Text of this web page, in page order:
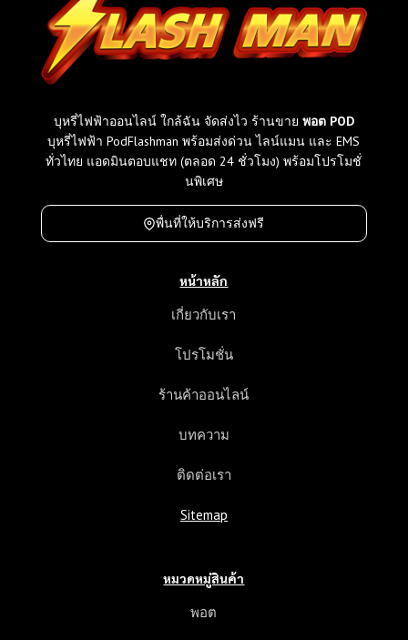
ข
า
ย
ท
ย
เ
ย
บุหรี่ไฟฟ้าออนไลน์ ใกล้ฉัน จัดส่งไว ร้านขาย พอต POD
บุหรี่ไฟฟ้า PodFlashman พร้อมส่งด่วน ไลน์แมน และ EMS
ทั่วไทย แอดมินตอบแชท (ตลอด 24 ชั่วโมง) พร้อมโปรโมชั่
นพิเศษ
พื่นที่ให้บริการส่งฟรี
หน้าหลัก
เกี่ยวกับเรา
โปรโมชั่น
ร้านค้าออนไลน์
บทความ
ติดต่อเรา
Sitemap
หมวดหมู่สินค้า
พอต